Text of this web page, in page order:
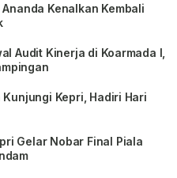
Kenalkan Kembali
Audit Kinerja di Koarmada I,
Kepri, Hadiri Hari
Gelar Nobar Final Piala